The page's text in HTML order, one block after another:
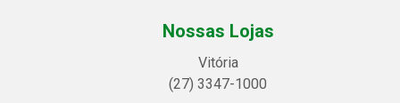
Nossas Lojas
Vitória
(27) 3347-1000